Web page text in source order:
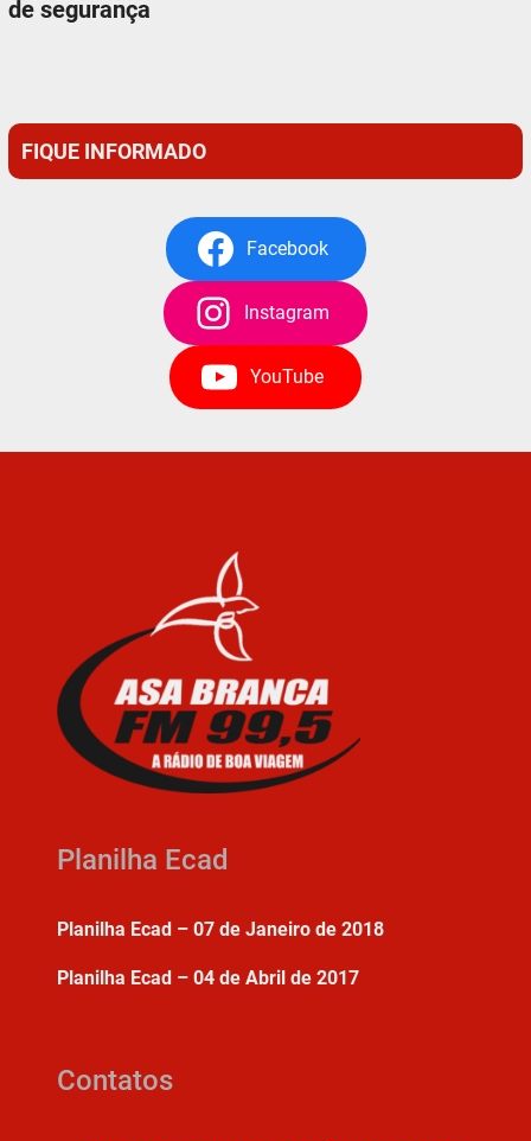
de segurança
FIQUE INFORMADO
Facebook
Instagram
YouTube
Planilha Ecad
Planilha Ecad – 07 de Janeiro de 2018
Planilha Ecad – 04 de Abril de 2017
Contatos